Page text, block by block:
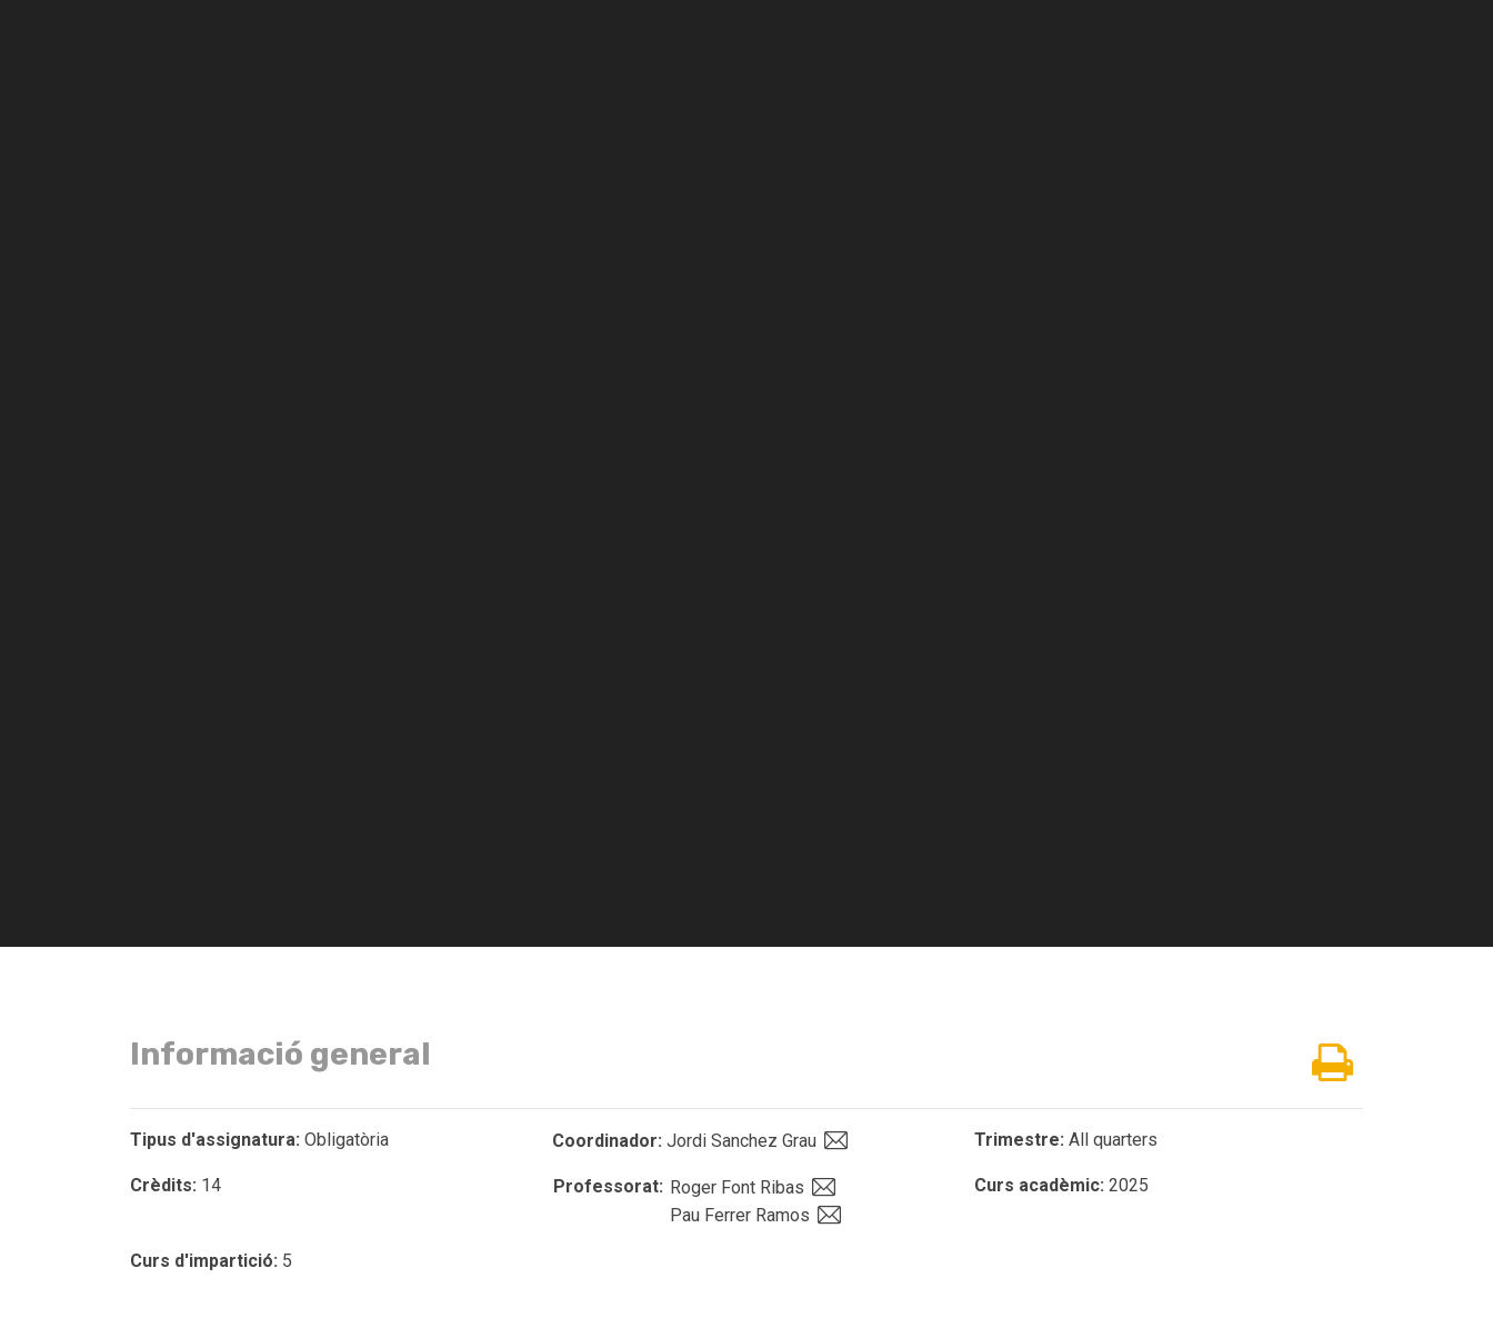
Informació general
Tipus d'assignatura: Obligatòria Coordinador: Jordi Sanchez Grau Trimestre: All quarters
Crèdits: 14 Professorat: Roger Font Ribas
Pau Ferrer Ramos
Curs acadèmic: 2025
Curs d'impartició: 5